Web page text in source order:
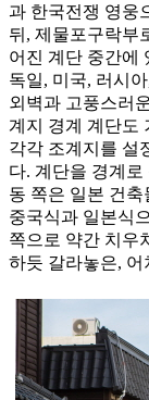
과 한국전쟁 영웅
뒤, 제물포구락부
어진 계단 중간에
독일, 미국, 러시
외벽과 고풍스러
계지 경계 계단도
각각 조계지를 설
다. 계단을 경계
동 쪽은 일본 건
중국식과 일본식
쪽으로 약간 치우
하듯 갈라놓은,